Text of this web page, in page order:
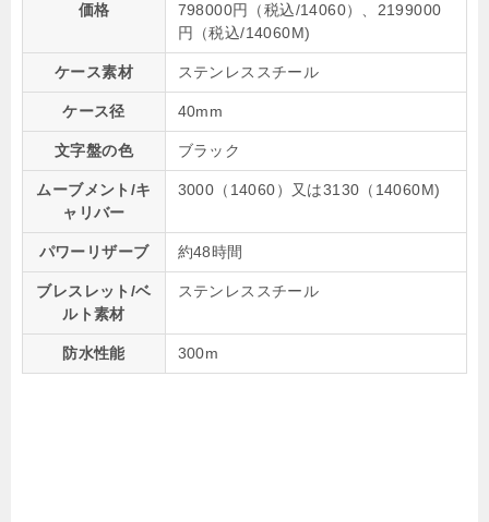
価格
798000円（税込/14060）、2199000
円（税込/14060M)
ケース素材 ステンレススチール
ケース径 40mm
文字盤の色 ブラック
ムーブメント/キ
ャリバー
3000（14060）又は3130（14060M)
パワーリザーブ 約48時間
ブレスレット/ベ
ルト素材
ステンレススチール
防水性能 300m